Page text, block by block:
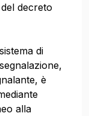
decreto
di
è
alla